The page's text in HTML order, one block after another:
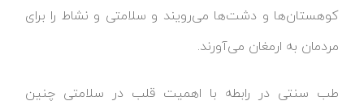
کوهستان‌ها و دشت‌ها می‌رویند و سلامتی و نشاط را برای
مردمان به ارمغان می‌آورند.
طب سنتی در رابطه با اهمیت قلب در سلامتی چنین